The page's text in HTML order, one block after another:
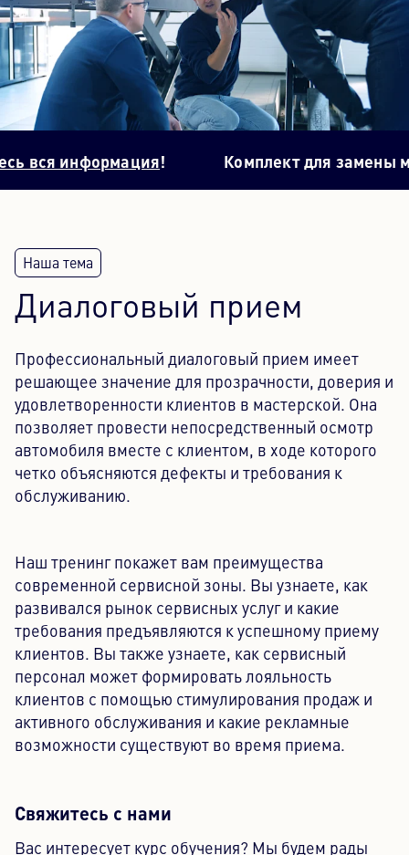
Контентный центр
Пресса
Карьера
Информационный бюллетень
! Комплект для замены масла в
Диалоговый прием
Профессиональный диалоговый прием имеет
решающее значение для прозрачности, доверия и
удовлетворенности клиентов в мастерской. Она
позволяет провести непосредственный осмотр
автомобиля вместе с клиентом, в ходе которого
четко объясняются дефекты и требования к
обслуживанию.
Наш тренинг покажет вам преимущества
современной сервисной зоны. Вы узнаете, как
развивался рынок сервисных услуг и какие
требования предъявляются к успешному приему
клиентов. Вы также узнаете, как сервисный
персонал может формировать лояльность
клиентов с помощью стимулирования продаж и
активного обслуживания и какие рекламные
возможности существуют во время приема.
Свяжитесь с нами
Вас интересует курс обучения? Мы будем рады